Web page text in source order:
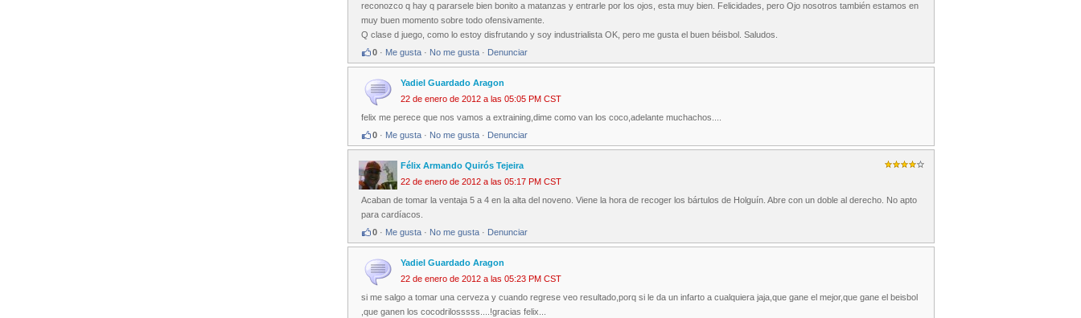
reconozco q hay q pararsele bien bonito a matanzas y entrarle por los ojos, esta muy bien. Felicidades, pero Ojo nosotros también estamos en
muy buen momento sobre todo ofensivamente.
Q clase d juego, como lo estoy disfrutando y soy industrialista OK, pero me gusta el buen béisbol. Saludos.
0 · Me gusta · No me gusta · Denunciar
Yadiel Guardado Aragon
22 de enero de 2012 a las 05:05 PM CST
felix me perece que nos vamos a extraining,dime como van los coco,adelante muchachos....
0 · Me gusta · No me gusta · Denunciar
Félix Armando Quirós Tejeira
22 de enero de 2012 a las 05:17 PM CST
Acaban de tomar la ventaja 5 a 4 en la alta del noveno. Viene la hora de recoger los bártulos de Holguín. Abre con un doble al derecho. No apto
para cardíacos.
0 · Me gusta · No me gusta · Denunciar
Yadiel Guardado Aragon
22 de enero de 2012 a las 05:23 PM CST
si me salgo a tomar una cerveza y cuando regrese veo resultado,porq si le da un infarto a cualquiera jaja,que gane el mejor,que gane el beisbol
,que ganen los cocodrilosssss....!gracias felix...